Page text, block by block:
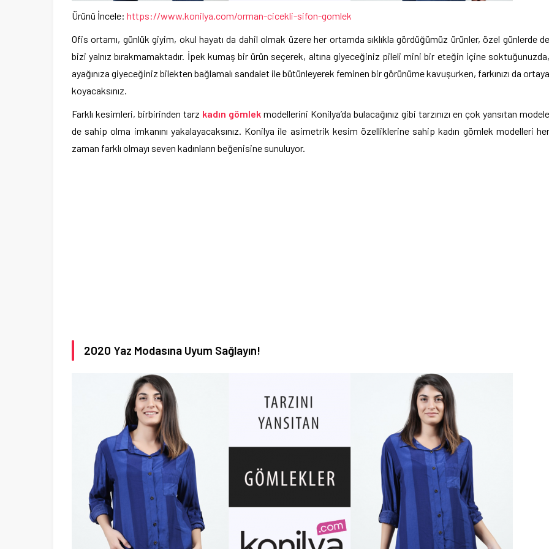
Ürünü İncele: https://www.konilya.com/orman-cicekli-sifon-gomlek
Ofis ortamı, günlük giyim, okul hayatı da dahil olmak üzere her ortamda sıklıkla gördüğümüz ürünler, özel günlerde de
bizi yalnız bırakmamaktadır. İpek kumaş bir ürün seçerek, altına giyeceğiniz pileli mini bir eteğin içine soktuğunuzda,
ayağınıza giyeceğiniz bilekten bağlamalı sandalet ile bütünleyerek feminen bir görünüme kavuşurken, farkınızı da ortaya
koyacaksınız.
Farklı kesimleri, birbirinden tarz kadın gömlek modellerini Konilya’da bulacağınız gibi tarzınızı en çok yansıtan modele
de sahip olma imkanını yakalayacaksınız. Konilya ile asimetrik kesim özelliklerine sahip kadın gömlek modelleri her
zaman farklı olmayı seven kadınların beğenisine sunuluyor.
2020 Yaz Modasına Uyum Sağlayın!